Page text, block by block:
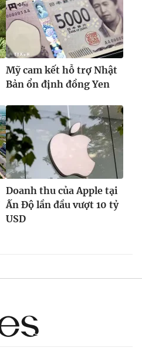
Mỹ cam kết hỗ trợ Nhật
Bản ổn định đồng Yen
Doanh thu của Apple tại
Ấn Độ lần đầu vượt 10 tỷ
USD